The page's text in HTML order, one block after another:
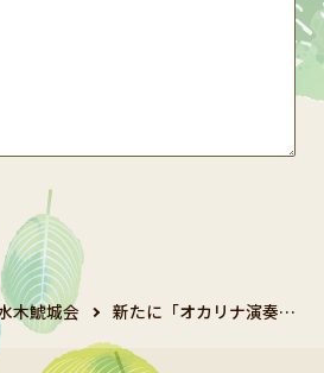
木鯱城会 新たに「オカリナ演奏…